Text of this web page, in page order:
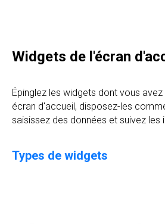
Widgets de l'écran
Épinglez les widgets dont vous
écran d'accueil, disposez-les
saisissez des données et suivez les
Types de widgets